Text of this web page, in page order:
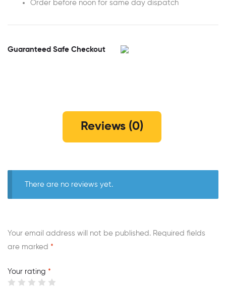
Order before noon for same day dispatch
Guaranteed Safe Checkout
Reviews (0)
There are no reviews yet.
Your email address will not be published. Required fields
are marked *
Your rating *